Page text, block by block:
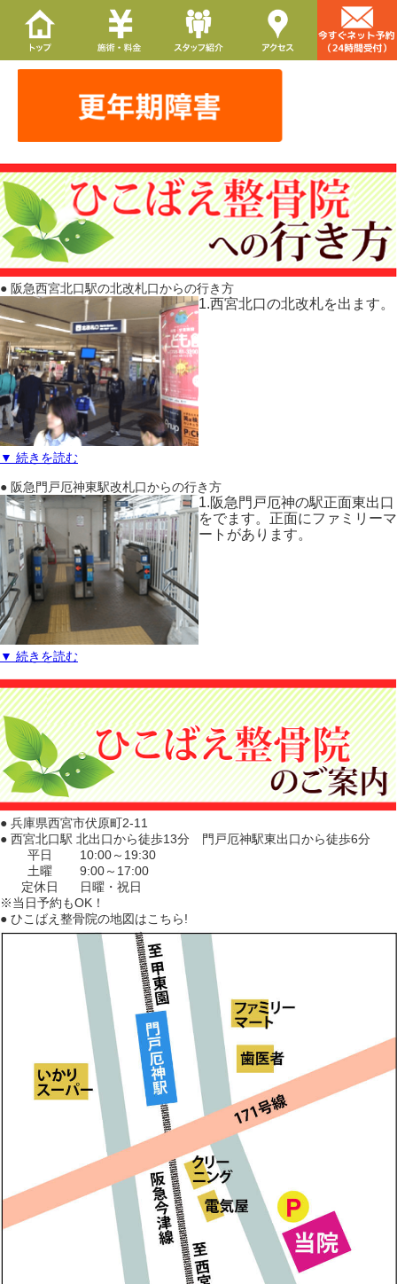
● 阪急西宮北口駅の北改札口からの行き方
1.西宮北口の北改札を出ます。
▼ 続きを読む
● 阪急門戸厄神東駅改札口からの行き方
1.阪急門戸厄神の駅正面東出口
をでます。正面にファミリーマ
ートがあります。
▼ 続きを読む
● 兵庫県西宮市伏原町2-11
● 西宮北口駅 北出口から徒歩13分 門戸厄神駅東出口から徒歩6分
平日
10:00～19:30
土曜
9:00～17:00
定休日
日曜・祝日
※当日予約もOK！
● ひこばえ整骨院の地図はこちら!